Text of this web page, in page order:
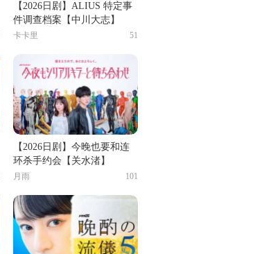
【2026日剧】ALIUS 特定事
件调查档案【中川大志】
51
卡卡里
【2026日剧】今晚也要和连
环杀手约会【关水渚】
101
月雨